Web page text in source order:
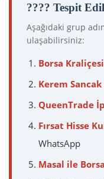
???? Tespit
Aşağıdaki grup
ulaşabilirsiniz:
Borsa
Kerem
QueenTrade
Fırsat Hisse
WhatsApp
Masal ile